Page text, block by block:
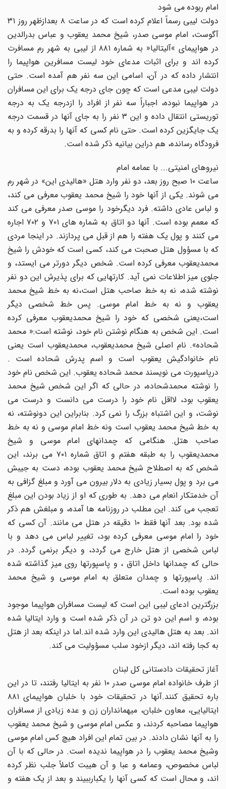
امام ربوده مى شود
دولت لیبى رسماً اعلام کرده است که در ساعت ۸ بعدازظهر روز ۳۱
آگوست، امام موسى صدر، شیخ محمد یعقوب و عباس بدرالدین
در هواپیماى »آلیتالیا« به شماره ۸۸۱ از لیبى به شهر رم مسافرت
کرده اند و براى اثبات مدعاى خود لیست مسافرین هواپیما را
انتشار داده که در آن، اسامى این سه نفر هم آمده است. حتى
دولت لیبى مدعى است که چون جاى درجه یک براى این مسافران
در هواپیما نبوده، اجباراً سه نفر از افراد را ازدرجه یک به درجه
توریستى انتقال داده و این ۳ نفر را به جاى آنها در قسمت درجه
یک جایگزین کرده است. حتى نام کسى که آنها را بدرقه کرده و به
فرودگاه رسانده، هم دراین بیانیه ذکر شده است.
نیروهاى امنیتى... با عمامه امام
ساعت ۱۰ صبح روز بعد، دو نفر وارد هتل «هالیدى این» در شهر رم
مى شوند. یکى از آنها خود را شیخ محمد یعقوب معرفى مى کند،
و لباس عادى داشته. فرد دیگرخود را موسى صدر معرفى مى کند
که معمم بوده است. آنها دو اتاق به شماره هاى ۷۰۱ و ۷۰۲ اجاره
مى کنند و پول یک هفته را هم از قبل مى پردازند. در اینجا مردى
که با مسؤول هتل صحبت مى کند، کسى است که خودش را شیخ
محمدیعقوب معرفى کرده است. شخص دیگر دورتر مى ایستد، و
جلوى میز اطلاعات نمى آید. کارتهایى که براى پذیرش این دو نفر
نوشته شده، نه به خط صاحب هتل است،نه به خط شیخ محمد
یعقوب و نه به خط امام موسى. پس خط شخصى دیگر
است،یعنى شخصى که خود را شیخ محمدیعقوب معرفى کرده
است. این شخص به هنگام نوشتن نام خود، نوشته است:« محمد
شحاده». نام اصلى شیخ محمدیعقوب، محمدیعقوب است یعنى
نام خانوادگیش یعقوب است و اسم پدرش شحاده است .
درپاسپورت مى نویسند محمد شحاده یعقوب. این شخص نام خود
را نوشته محمدشحاده، در حالى که اگر این شخص شیخ محمد
یعقوب بود، لااقل نام خود را درست مى دانست و درست مى
نوشت، و این اشتباه بزرگ را نمى کرد. بنابراین این دونوشته، نه
به خط شیخ محمد یعقوب است ونه خط امام موسى و نه به خط
صاحب هتل. هنگامى که چمدانهاى امام موسى و شیخ
محمدیعقوب را به طبقه هفتم و اتاق شماره ۷۰۱ مى برند، این
شخص که به اصطلاح شیخ محمد یعقوب بوده، دست به جیبش
مى برد و پول بسیار زیادى به دلار بیرون مى آورد و مبلغ گزافى به
آن خدمتکار انعام مى دهد. به طورى که او از زیاد بودن این مبلغ
تعجب مى کند. این مطلب در روزنامه ها آمده، و مبلغش هم ذکر
شده بود. بعد آنها فقط ۱۰ دقیقه در هتل مى مانند. آن کسى که
خود را امام موسى معرفى کرده بود، تغییر لباس مى دهد و با
لباس شخصى از هتل خارج مى گردد، و دیگر برنمى گردد. در
حالى که چمدانها داخل اتاق ، و پاسپورتها روى میز گذاشته شده
اند. پاسپورتها و چمدان متعلق به امام موسى و شیخ محمد
یعقوب بوده است.
بزرگترین ادعاى لیبى این است که لیست مسافران هواپیما موجود
بوده، و اسم این دو تن در آن ذکر شده است و وارد ایتالیا شده
اند. بعد به هتل هالیدى این وارد شده اند.اما در اینکه بعد از هتل
به کجا رفته اند، دیگر ازخود سلب مسؤولیت مى کند.
آغاز تحقیقات دادستانى کل لبنان
از طرف خانواده امام موسى صدر ۱۰ نفر به ایتالیا رفتند، تا در این
باره تحقیق کنند.آنها در تحقیقات خود با خلبان هواپیماى ۸۸۱
ایتالیایى، معاون خلبان، میهمانداران زن و عده زیادى از مسافران
هواپیما مصاحبه کردند، و عکس امام موسى و شیخ محمد یعقوب
را به آنها نشان دادند. در بین تمام این افراد هیچ کس امام موسى
وشیخ محمد یعقوب را در هواپیما ندیده است. در حالى که با آن
لباس مخصوص، وعمامه و عبا و آن هیبت کاملاً جلب نظر کرده
اند، و محال است که کسى آنها را یکبارببیند و بعد از یک هفته و